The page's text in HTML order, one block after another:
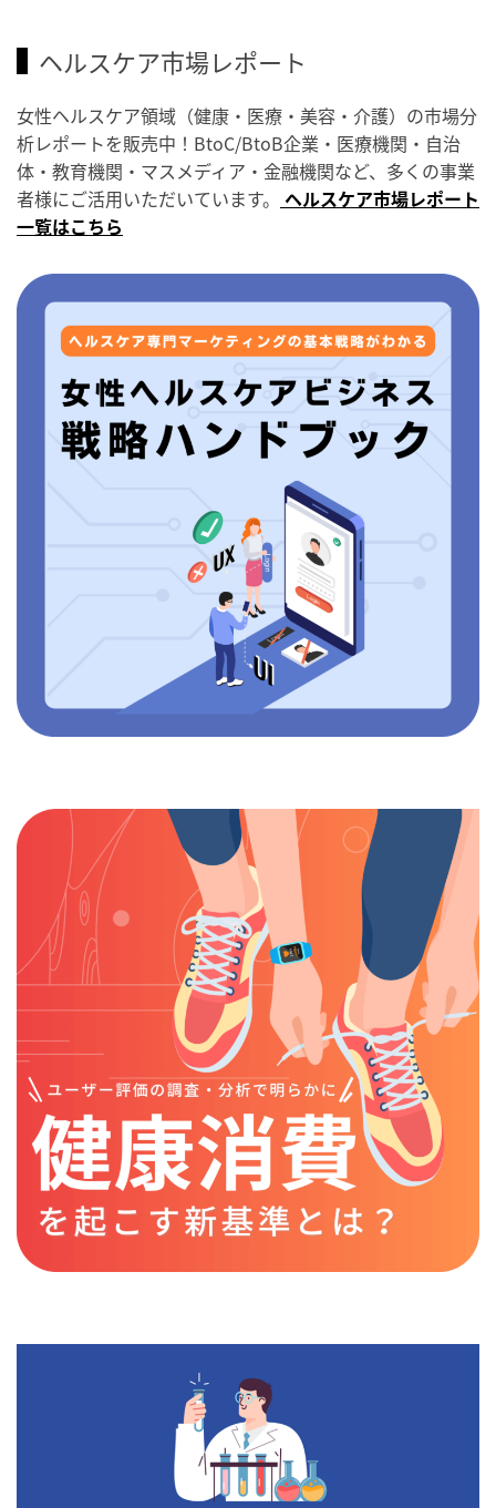
ヘルスケア市場レポート
女性ヘルスケア領域（健康・医療・美容・介護）の市場分
析レポートを販売中！BtoC/BtoB企業・医療機関・自治
体・教育機関・マスメディア・金融機関など、多くの事業
者様にご活用いただいています。 ヘルスケア市場レポート
一覧はこちら